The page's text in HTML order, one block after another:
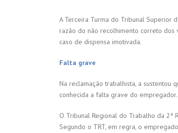
A Terceira Turma do Tribunal Superior
razão do não recolhimento correto dos
caso de dispensa imotivada.
Falta grave
Na reclamação trabalhista, a
conhecida a falta grave do empregador.
O Tribunal Regional do Trabalho da 2ª
Segundo o TRT, em regra, o